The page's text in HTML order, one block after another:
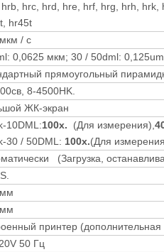
hrc, hrd, hre, hrf, hrg, hrh, hrk,
hr45t
/ с
0,0625 мкм; 30 / 50dml: 0,125um
прямоугольный
8-4500HK.
ЖК-экран
10DML:100x. (Для измерения),
30 / 50DML: 100x.(Для
(Загрузка,
принтер (дополнительная
50 Гц